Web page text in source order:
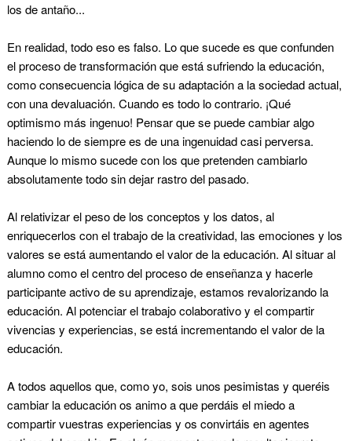
los de antaño...
En realidad, todo eso es falso. Lo que sucede es que confunden
el proceso de transformación que está sufriendo la educación,
como consecuencia lógica de su adaptación a la sociedad actual,
con una devaluación. Cuando es todo lo contrario. ¡Qué
optimismo más ingenuo! Pensar que se puede cambiar algo
haciendo lo de siempre es de una ingenuidad casi perversa.
Aunque lo mismo sucede con los que pretenden cambiarlo
absolutamente todo sin dejar rastro del pasado.
Al relativizar el peso de los conceptos y los datos, al
enriquecerlos con el trabajo de la creatividad, las emociones y los
valores se está aumentando el valor de la educación. Al situar al
alumno como el centro del proceso de enseñanza y hacerle
participante activo de su aprendizaje, estamos revalorizando la
educación. Al potenciar el trabajo colaborativo y el compartir
vivencias y experiencias, se está incrementando el valor de la
educación.
A todos aquellos que, como yo, sois unos pesimistas y queréis
cambiar la educación os animo a que perdáis el miedo a
compartir vuestras experiencias y os convirtáis en agentes